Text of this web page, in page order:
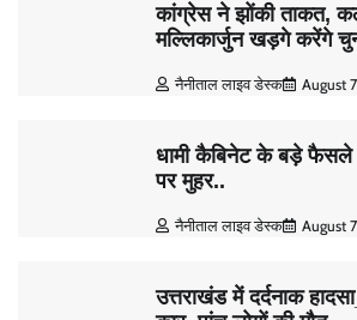
कांग्रेस ने झोंकी ताकत,
मल्लिकार्जुन खड़गे करेंगे
नैनीताल लाइव डेस्क August
धामी कैबिनेट के बड़े
पर मुहर..
नैनीताल लाइव डेस्क August
उत्तराखंड में दर्दनाक